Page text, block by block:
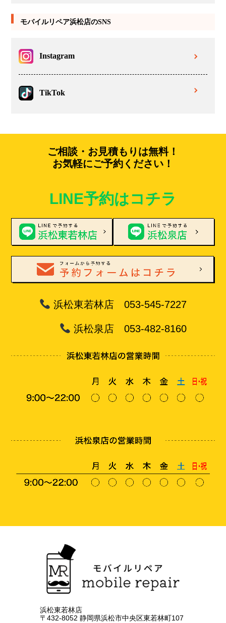
モバイルリペア浜松店のSNS
Instagram
TikTok
ご相談・お見積もりは無料！
お気軽にご予約ください！
LINE予約はコチラ
浜松東若林店 053-545-7227
浜松泉店 053-482-8160
浜松東若林店
〒432-8052 静岡県浜松市中央区東若林町107